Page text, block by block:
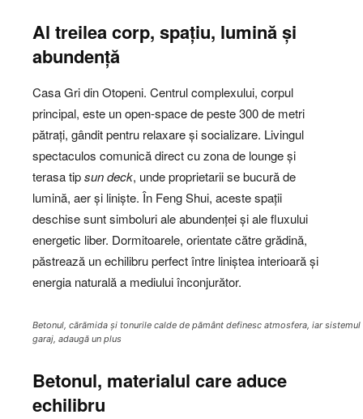
Al treilea corp, spațiu, lumină și
abundență
Casa Gri din Otopeni. Centrul complexului, corpul
principal, este un open-space de peste 300 de metri
pătrați, gândit pentru relaxare și socializare. Livingul
spectaculos comunică direct cu zona de lounge și
terasa tipsun deck, unde proprietarii se bucură de
lumină, aer și liniște. În Feng Shui, aceste spații
deschise sunt simboluri ale abundenței și ale fluxului
energetic liber. Dormitoarele, orientate către grădină,
păstrează un echilibru perfect între liniștea interioară și
energia naturală a mediului înconjurător.
Betonul, cărămida și tonurile calde de pământ definesc atmosfera, iar
garaj, adaugă un plus
Betonul, materialul care aduce
echilibru